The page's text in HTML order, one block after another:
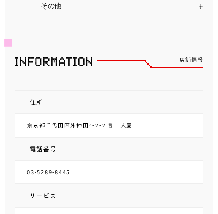
その他
店舗情報
住所
东京都千代田区外神田4-2-2 贵三大厦
電話番号
03-5289-8445
サービス